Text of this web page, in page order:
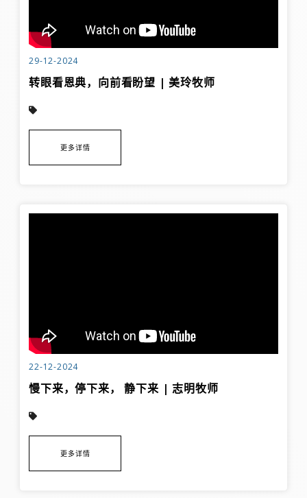
29-12-2024
转眼看恩典，向前看盼望 | 美玲牧师
更多详情
22-12-2024
慢下来，停下来， 静下来 | 志明牧师
更多详情